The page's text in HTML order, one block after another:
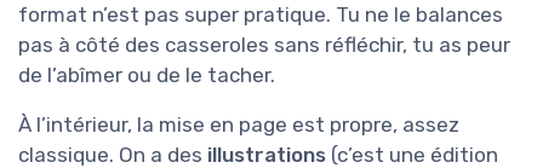
format n’est pas super pratique. Tu ne le balances
pas à côté des casseroles sans réfléchir, tu as peur
de l’abîmer ou de le tacher.
À l’intérieur, la mise en page est propre, assez
classique. On a des illustrations (c’est une édition